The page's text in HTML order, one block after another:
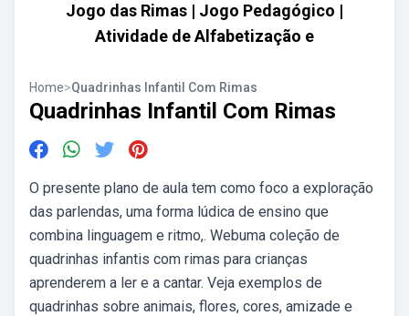
Jogo das Rimas | Jogo Pedagógico |
Atividade de Alfabetização e
Home>Quadrinhas Infantil Com Rimas
Quadrinhas Infantil Com Rimas
O presente plano de aula tem como foco a exploração
das parlendas, uma forma lúdica de ensino que
combina linguagem e ritmo,. Webuma coleção de
quadrinhas infantis com rimas para crianças
aprenderem a ler e a cantar. Veja exemplos de
quadrinhas sobre animais, flores, cores, amizade e